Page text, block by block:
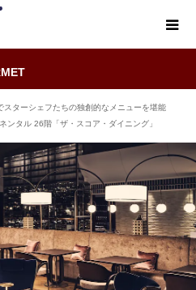
スターシェフたちの独創的なメニューを堪能
ンタル 26階「ザ・スコア・ダイニング」